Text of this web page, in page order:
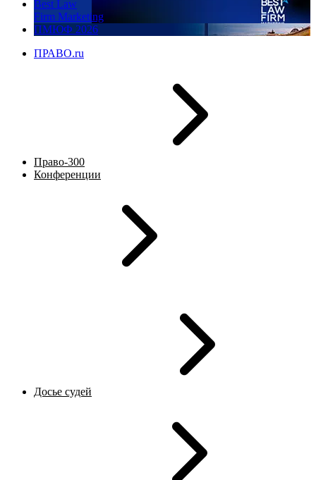
Best Law
Firm Marketing
ПМЮФ 2026
ПРАВО.ru
Право-300
Конференции
Досье судей